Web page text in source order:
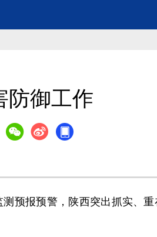
防御工作
预报预警，陕西突出抓实、重